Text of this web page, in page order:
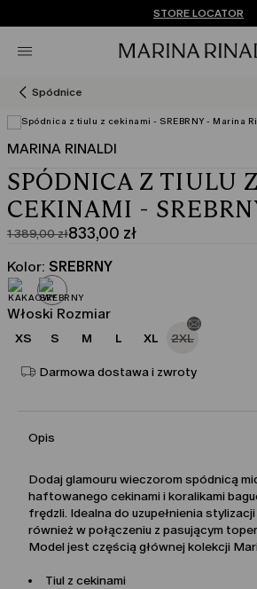
DARMOWA DOSTAWA I
Nie masz konta? ZAREJESTRUJ
STORE LOCATOR
Spódnice
MARINA RINALDI
SPÓDNICA Z TIULU Z
CEKINAMI -
1 389,00 zł
Cena
pierwotna
1 389,00
zł
833,00 zł
Aktualna
cena
833,00
zł
Kolor: SREBRNY
Włoski Rozmiar
XS S M L XL 2XL
Darmowa dostawa i zwroty
Opis
Dodaj glamouru wieczorom spódnicą
haftowanego cekinami i koralikami
frędzli. Idealna do uzupełnienia
również w połączeniu z pasującym
Model jest częścią głównej kolekcji
Tiul z cekinami